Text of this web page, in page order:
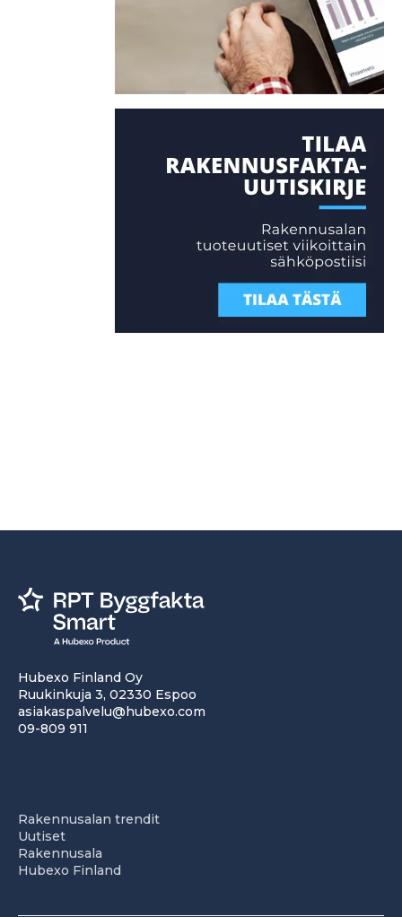
Hubexo Finland Oy
Ruukinkuja 3, 02330 Espoo
asiakaspalvelu@hubexo.com
09-809 911
Rakennusalan trendit
Uutiset
Rakennusala
Hubexo Finland